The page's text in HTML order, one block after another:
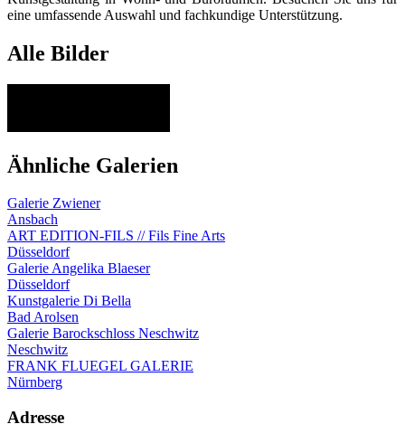
eine umfassende Auswahl und fachkundige Unterstützung.
Alle Bilder
Ähnliche Galerien
Galerie Zwiener
Ansbach
ART EDITION-FILS // Fils Fine Arts
Düsseldorf
Galerie Angelika Blaeser
Düsseldorf
Kunstgalerie Di Bella
Bad Arolsen
Galerie Barockschloss Neschwitz
Neschwitz
FRANK FLUEGEL GALERIE
Nürnberg
Adresse